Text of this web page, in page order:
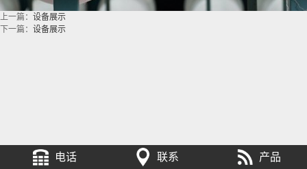
上一篇： 设备展示
下一篇： 设备展示
电话 联系 产品